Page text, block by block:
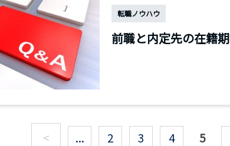
転職ノウハウ
前職と内定先の在籍
< ... 2 3 4 5